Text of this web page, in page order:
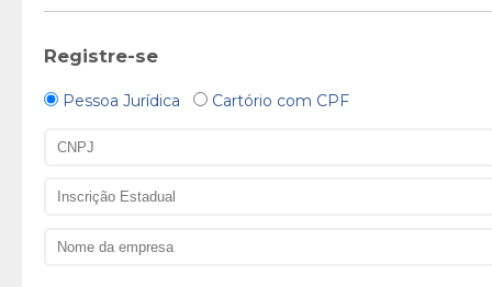
Registre-se
Pessoa Jurídica Cartório com CPF